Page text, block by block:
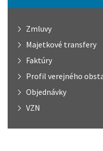
Zmluvy
Majetkové transfery
Faktúry
Profil verejného
Objednávky
VZN